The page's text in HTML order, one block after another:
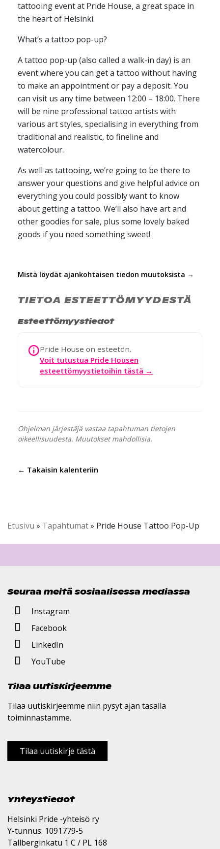
tattooing event at Pride House, a great space in
the heart of Helsinki.
What’s a tattoo pop-up?
A tattoo pop-up (also called a walk-in day) is an
event where you can get a tattoo without having
to make an appointment or pay a deposit. You
can visit us any time between 12:00 – 18:00. There
will be nine professional tattoo artists with
various art styles, specialising in everything from
traditional and realistic, to fineline and
watercolour.
As well as tattooing, we’re going to be there to
answer your questions and give helpful advice on
everything you could possibly want to know
about getting a tattoo. We’ll also have art and
other goodies for sale, plus some lovely baked
goods if you need something sweet!
Mistä löydät ajankohtaisen tiedon muutoksista →
TIETOA ESTEETTÖMYYDESTÄ
Esteettömyystiedot
Pride House on esteetön.
Voit tutustua Pride Housen
esteettömyystietoihin tästä →
Ohjelman järjestäjä vastaa tapahtuman tietojen
oikeellisuudesta. Muutokset mahdollisia.
← Takaisin kalenteriin
Etusivu » Tapahtumat» Pride House Tattoo Pop-Up
Seuraa meitä sosiaalisessa mediassa
Instagram
Facebook
LinkedIn
YouTube
Tilaa uutiskirjeemme
Tilaa uutiskirjeemme niin pysyt ajan tasalla
toiminnastamme.
Tilaa uutiskirje tästä
Yhteystiedot
Helsinki Pride -yhteisö ry
Y-tunnus: 1091779-5
Tallberginkatu 1 C / PL 168